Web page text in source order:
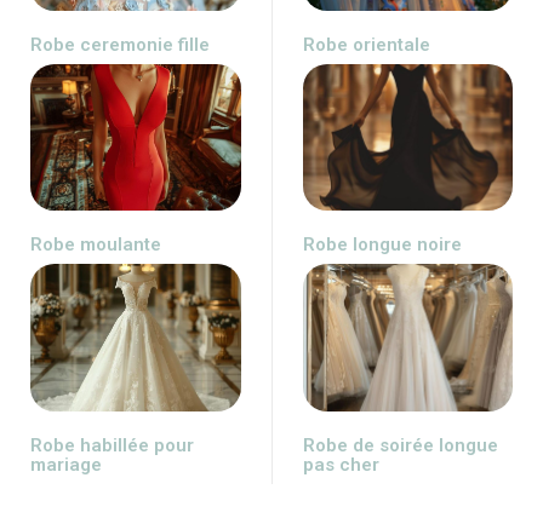
Robe ceremonie fille Robe orientale
Robe moulante Robe longue noire
Robe habillée pour
mariage
Robe de soirée longue
pas cher